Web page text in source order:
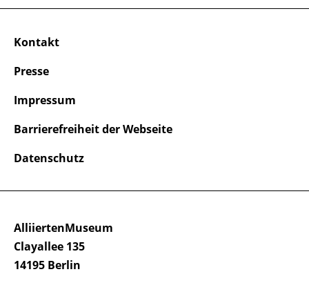
AlliiertenMuseum
Clayallee 135
14195 Berlin
Kontakt
Presse
Impressum
Barrierefreiheit der Webseite
Datenschutz